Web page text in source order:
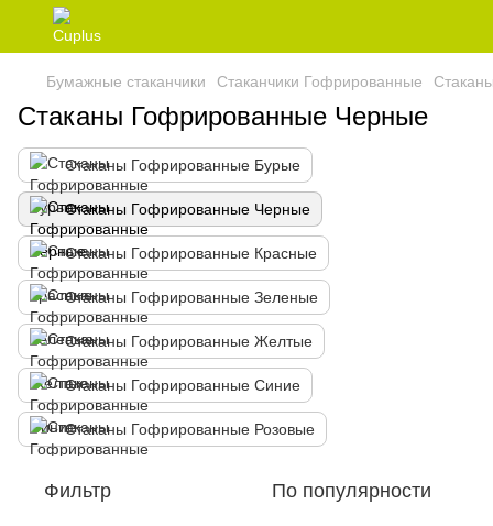
Бумажные стаканчики Стаканчики Гофрированные
Стаканы Гофрированные Черные
Стаканы Гофрированные Бурые
Стаканы Гофрированные Черные
Стаканы Гофрированные Красные
Стаканы Гофрированные Зеленые
Стаканы Гофрированные Желтые
Стаканы Гофрированные Синие
Стаканы Гофрированные Розовые
Фильтр По популярности